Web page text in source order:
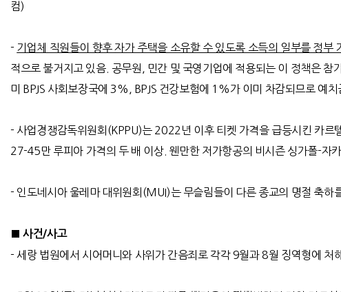
컴)
- 기업체 직원들이 향후 자가 주택을 소유할 수 있도록 소득의 일부를 정부
적으로 불거지고 있음. 공무원 , 민간 및 국영기업에 적용되는 이 정책은 참
미
BPJS 사회보장국에 3%, BPJS 건강보험에 1%가 이미 차감되므로 예치
- 사업경쟁감독위원회 (KPPU)는2022 년 이후 티켓 가격을 급등시킨 카르
27-45만 루피아 가격의 두 배 이상. 웬만한 저가항공의 비시즌 싱가폴-자
- 인도네시아 울레마 대위원회 (MUI)는 무슬림들이 다른 종교의 명절 축하
■사건/사고
-세랑 법원에서 시어머니와 사위가 간음죄로 각각9월과8월 징역형에 처